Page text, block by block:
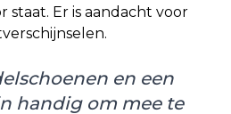
staat. Er is aandacht voor
en een
handig om mee te